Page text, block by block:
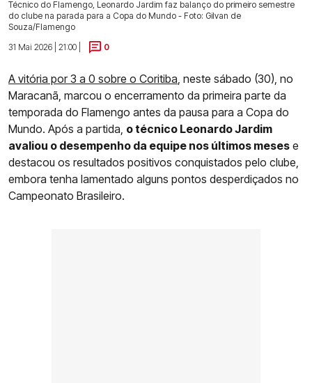
Técnico do Flamengo, Leonardo Jardim faz balanço do primeiro semestre
do clube na parada para a Copa do Mundo - Foto: Gilvan de
Souza/Flamengo
31 Mai 2026 | 21:00 |
0
A vitória por 3 a 0 sobre o Coritiba, neste sábado (30), no
Maracanã, marcou o encerramento da primeira parte da
temporada do Flamengo antes da pausa para a Copa do
Mundo. Após a partida, o técnico Leonardo Jardim
avaliou o desempenho da equipe nos últimos meses e
destacou os resultados positivos conquistados pelo clube,
embora tenha lamentado alguns pontos desperdiçados no
Campeonato Brasileiro.